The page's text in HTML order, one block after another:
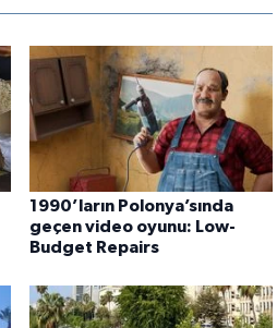
1990’ların Polonya’sında
geçen video oyunu: Low-
Budget Repairs